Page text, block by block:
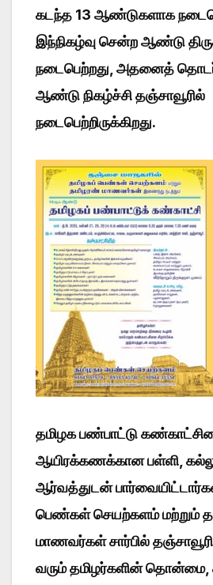
கடந்த 13 ஆண்டுகளாக
இந்நிகழ்வு சென்ற ஆண்டு
நடைபெற்றது, அதனைத்
ஆண்டு நிகழ்ச்சி தஞ்சாவூரில்
நடைபெற்றிருக்கிறது.
தமிழக பண்பாட்டு
ஆயிரக்கணக்கான பள்ளி,
ஆர்வத்துடன்
பெண்கள் செயற்களம் மற்றும்
மாணவர்கள் சார்பில்
வரும் தமிழர்களின்